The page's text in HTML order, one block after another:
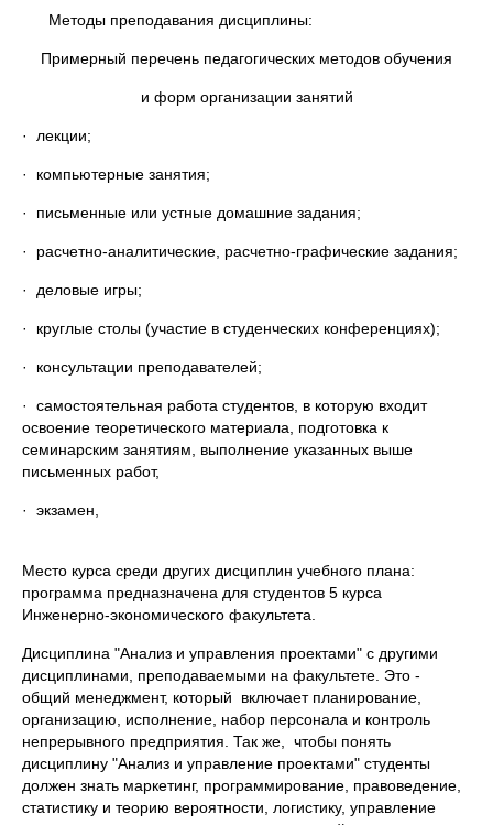
Методы преподавания дисциплины:
Примерный перечень педагогических методов обучения
и форм организации занятий
· лекции;
· компьютерные занятия;
· письменные или устные домашние задания;
· расчетно-аналитические, расчетно-графические задания;
· деловые игры;
· круглые столы (участие в студенческих конференциях);
· консультации преподавателей;
· самостоятельная работа студентов, в которую входит
освоение теоретического материала, подготовка к
семинарским занятиям, выполнение указанных выше
письменных работ,
· экзамен,
Место курса среди других дисциплин учебного плана:
программа предназначена для студентов 5 курса
Инженерно-экономического факультета.
Дисциплина "Анализ и управления проектами" с другими
дисциплинами, преподаваемыми на факультете. Это -
общий менеджмент, который включает планирование,
организацию, исполнение, набор персонала и контроль
непрерывного предприятия. Так же, чтобы понять
дисциплину "Анализ и управление проектами" студенты
должен знать маркетинг, программирование, правоведение,
статистику и теорию вероятности, логистику, управление